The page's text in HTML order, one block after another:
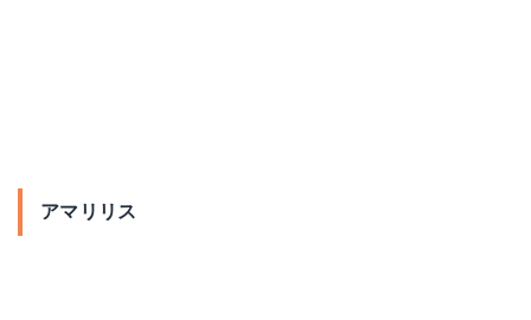
アマリリス